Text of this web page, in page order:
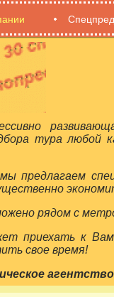
тура
предлагаем
рядом с
приехать к
свое время!